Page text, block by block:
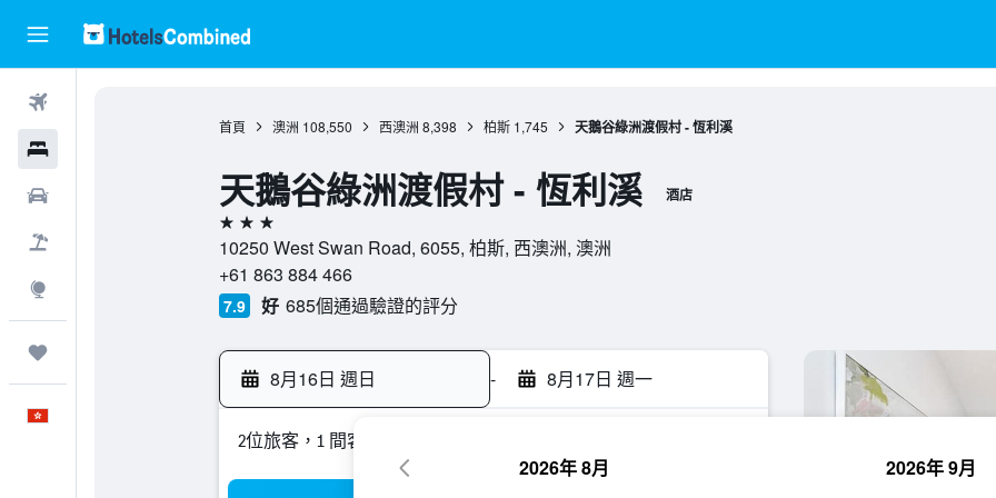
首頁 澳洲 108,550 西澳洲 8,398 柏斯 1,745 天鵝谷綠洲渡假村 - 恆利溪
天鵝谷綠洲渡假村 - 恆利溪 酒店
3星級
10250 West Swan Road, 6055, 柏斯, 西澳洲, 澳洲
+61 863 884 466
7.9 好 685個通過驗證的評分
8月16日 週日 - 8月17日 週一
2位旅客，1 間客房
2026年 8月 2026年 9月